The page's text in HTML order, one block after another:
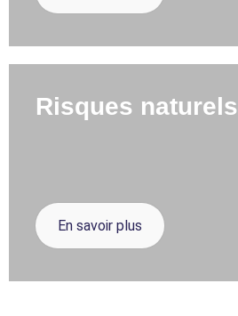
Risques naturels
En savoir plus